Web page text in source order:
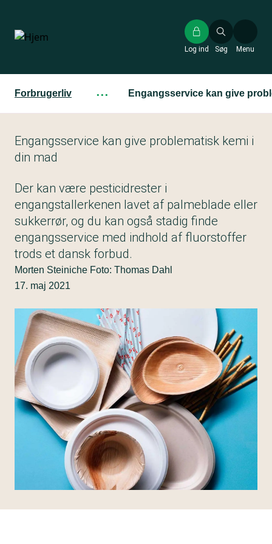
hovedindhold
Søg
Log ind Menu
Forbrugerliv ··· Engangsservice kan give
Engangsservice kan give problematisk kemi i
din mad
Der kan være pesticidrester i
engangstallerkenen lavet af palmeblade eller
sukkerrør, og du kan også stadig finde
engangsservice med indhold af fluorstoffer
trods et dansk forbud.
Morten Steiniche Foto: Thomas Dahl
17. maj 2021